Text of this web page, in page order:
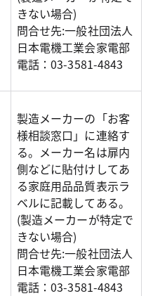
きない場合)
問合せ先:一般社団法人
日本電機工業会家電部
電話：03-3581-4843
製造メーカーの「お客
様相談窓口」に連絡す
る。メーカー名は扉内
側などに貼付けしてあ
る家庭用品品質表示ラ
ベルに記載してある。
(製造メーカーが特定で
きない場合)
問合せ先:一般社団法人
日本電機工業会家電部
電話：03-3581-4843